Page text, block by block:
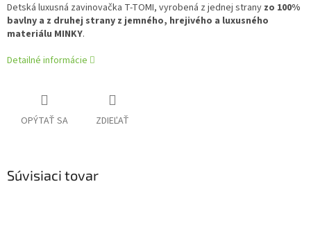
Detská luxusná zavinovačka T-TOMI, vyrobená z jednej strany zo 100%
bavlny a z druhej strany z jemného, hrejivého a luxusného
materiálu MINKY.
Detailné informácie
OPÝTAŤ SA ZDIEĽAŤ
Súvisiaci tovar